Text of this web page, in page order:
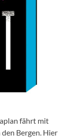
fährt mit
Bergen. Hier